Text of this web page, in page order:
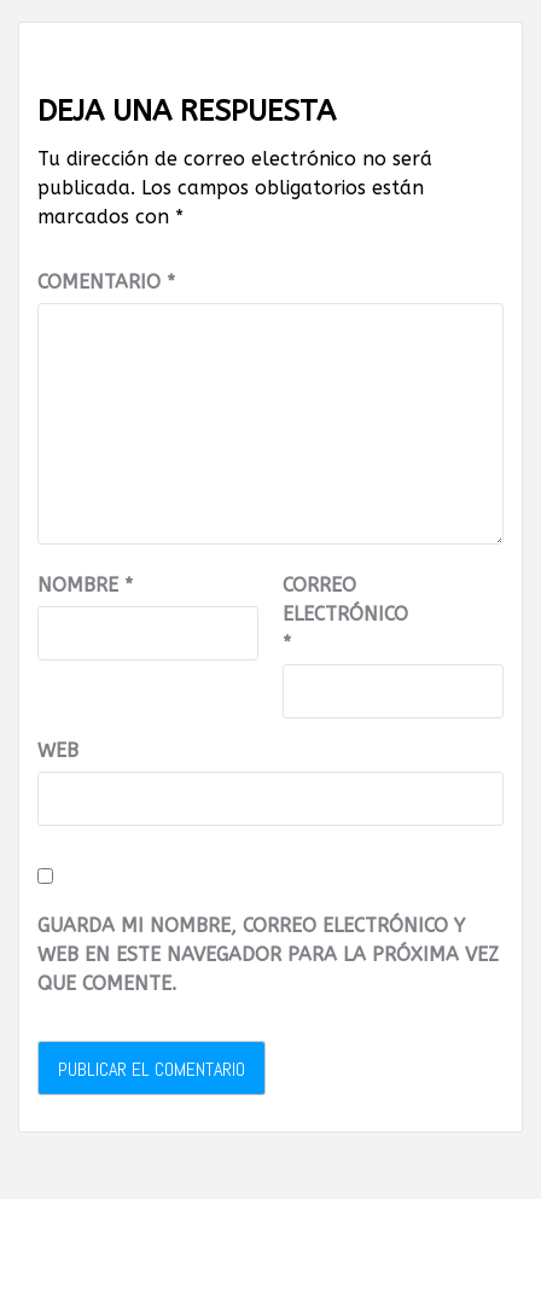
DEJA UNA RESPUESTA
Tu dirección de correo electrónico no será
publicada. Los campos obligatorios están
marcados con *
COMENTARIO *
NOMBRE *
CORREO
ELECTRÓNICO
*
WEB
GUARDA MI NOMBRE, CORREO ELECTRÓNICO Y
WEB EN ESTE NAVEGADOR PARA LA PRÓXIMA VEZ
QUE COMENTE.